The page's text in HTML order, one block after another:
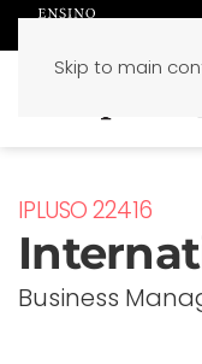
Skip to main
IPLUSO 22416
Business